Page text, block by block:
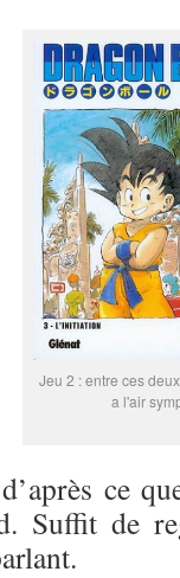
Jeu 2 : entre ces
a l'air
ce
Suffit de